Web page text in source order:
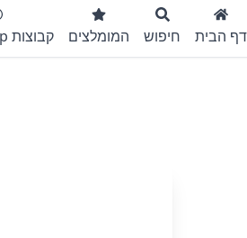
דף הבית חיפוש המומלצים קבוצות WhatsApp